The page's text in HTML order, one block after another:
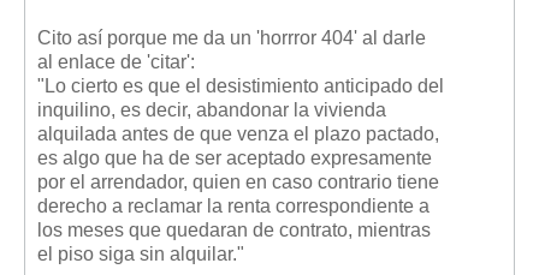
Cito así porque me da un 'horrror 404' al darle
al enlace de 'citar':
"Lo cierto es que el desistimiento anticipado del
inquilino, es decir, abandonar la vivienda
alquilada antes de que venza el plazo pactado,
es algo que ha de ser aceptado expresamente
por el arrendador, quien en caso contrario tiene
derecho a reclamar la renta correspondiente a
los meses que quedaran de contrato, mientras
el piso siga sin alquilar."